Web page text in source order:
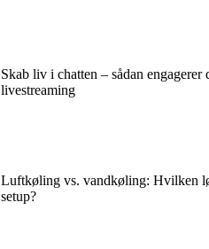
Skab liv i chatten – sådan engagerer
livestreaming
Luftkøling vs. vandkøling: Hvilken
setup?